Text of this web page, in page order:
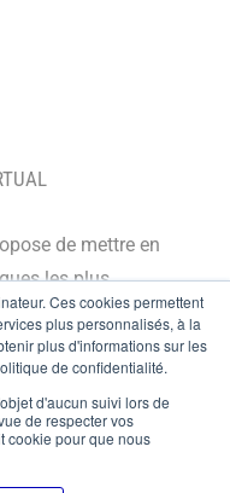
Ces cookies permettent
plus personnalisés, à la
plus d'informations sur les
de confidentialité.
d'aucun suivi lors de
de respecter vos
cookie pour que nous
de mettre en
les plus
Orienté BtoB, le
ceux qui désirent
les technologies
de valeur ou